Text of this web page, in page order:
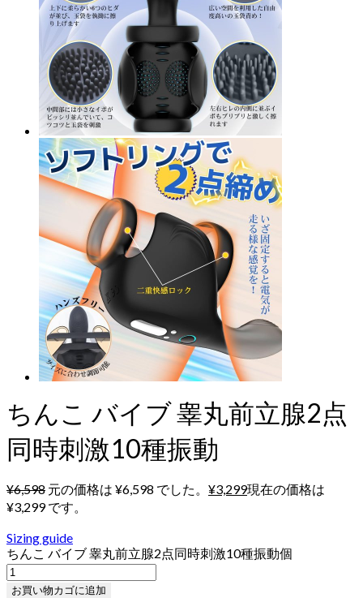
ちんこ バイブ 睾丸前立腺2点
同時刺激10種振動
¥6,598 元の価格は ¥6,598 でした。 ¥3,299現在の価格は
¥3,299 です。
Sizing guide
ちんこ バイブ 睾丸前立腺2点同時刺激10種振動個
お買い物カゴに追加